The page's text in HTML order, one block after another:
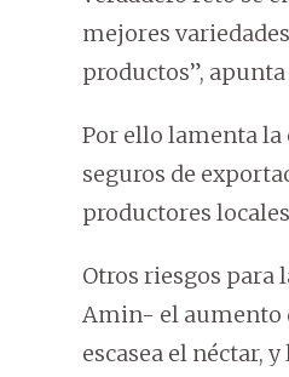
mejores
productos”,
Por ello lamenta la
seguros de
productores
Otros riesgos para
Amin- el aumento
escasea el néctar,